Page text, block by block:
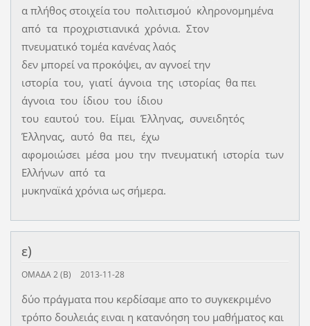
α πλήθος στοιχεία του πολιτισμού κληρονομημένα
από τα προχριστιανικά χρόνια. Στον
πνευματικό τομέα κανένας λαός
δεν μπορεί να προκόψει, αν αγνοεί την
ιστορία του, γιατί άγνοια της ιστορίας θα πει
άγνοια του ίδιου του ίδιου
του εαυτού του. Είμαι Έλληνας, συνειδητός
Έλληνας, αυτό θα πει, έχω
αφομοιώσει μέσα μου την πνευματική ιστορία των
Ελλήνων από τα
μυκηναϊκά χρόνια ως σήμερα.
ε)
ΟΜΆΔΑ 2 (Β) 2013-11-28
δύο πράγματα που κερδίσαμε απο το συγκεκριμένο
τρόπο δουλειάς ειναι η κατανόηση του μαθήματος και